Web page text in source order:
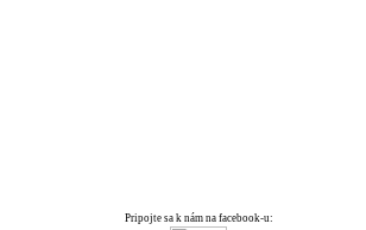
Pripojte sa k nám na facebook-u: